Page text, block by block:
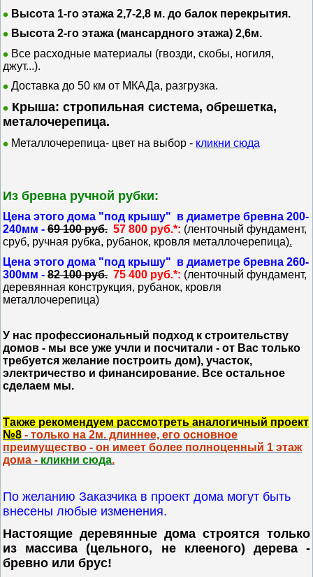
Высота 1-го этажа 2,7-2,8 м. до балок перекрытия.
Высота 2-го этажа (мансардного этажа) 2,6м.
Все расходные материалы (гвозди, скобы, ногиля,
джут...).
Доставка до 50 км от МКАДа, разгрузка.
Крыша: стропильная система, обрешетка,
металочерепица.
Металлочерепица- цвет на выбор - кликни сюда
Из бревна ручной рубки:
Цена этого дома "под крышу" в диаметре бревна 200-
240мм - 69 100 руб. 57 800 руб.*: (ленточный фундамент,
сруб, ручная рубка, рубанок, кровля металлочерепица).
Цена этого дома "под крышу" в диаметре бревна 260-
300мм - 82 100 руб. 75 400 руб.*: (ленточный фундамент,
деревянная конструкция, рубанок, кровля
металлочерепица)
У нас профессиональный подход к строительству
домов - мы все уже учли и посчитали - от Вас только
требуется желание построить дом), участок,
электричество и финансирование. Все остальное
сделаем мы.
Также рекомендуем рассмотреть аналогичный проект
№8 - только на 2м. длиннее, его основное
преимущество - он имеет более полноценный 1 этаж
дома - кликни сюда.
По желанию Заказчика в проект дома могут быть
внесены любые изменения.
Настоящие деревянные дома строятся только
из массива (цельного, не клееного) дерева -
бревно или брус!